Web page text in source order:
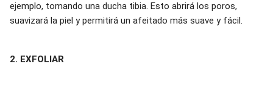
ejemplo, tomando una ducha tibia. Esto abrirá los poros,
suavizará la piel y permitirá un afeitado más suave y fácil.
2. EXFOLIAR